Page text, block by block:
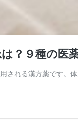
？９種の医
される漢方薬です